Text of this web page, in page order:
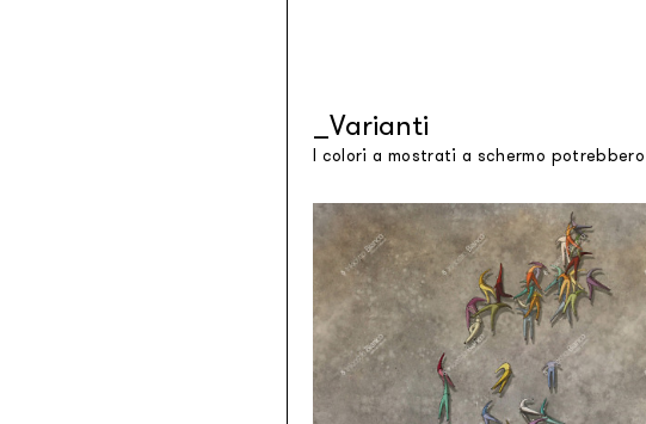
Varianti
I colori a mostrati a schermo